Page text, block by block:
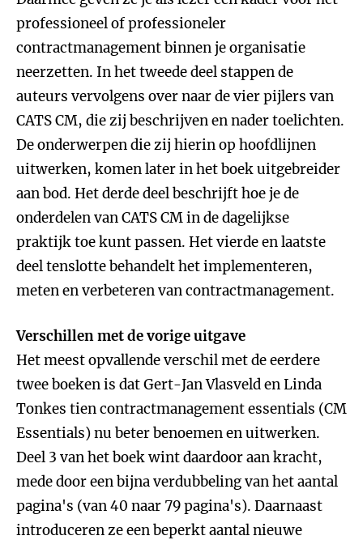
professioneel of professioneler
contractmanagement binnen je organisatie
neerzetten. In het tweede deel stappen de
auteurs vervolgens over naar de vier pijlers van
CATS CM, die zij beschrijven en nader toelichten.
De onderwerpen die zij hierin op hoofdlijnen
uitwerken, komen later in het boek uitgebreider
aan bod. Het derde deel beschrijft hoe je de
onderdelen van CATS CM in de dagelijkse
praktijk toe kunt passen. Het vierde en laatste
deel tenslotte behandelt het implementeren,
meten en verbeteren van contractmanagement.
Verschillen met de vorige uitgave
Het meest opvallende verschil met de eerdere
twee boeken is dat Gert-Jan Vlasveld en Linda
Tonkes tien contractmanagement essentials (CM
Essentials) nu beter benoemen en uitwerken.
Deel 3 van het boek wint daardoor aan kracht,
mede door een bijna verdubbeling van het aantal
pagina's (van 40 naar 79 pagina's). Daarnaast
introduceren ze een beperkt aantal nieuwe